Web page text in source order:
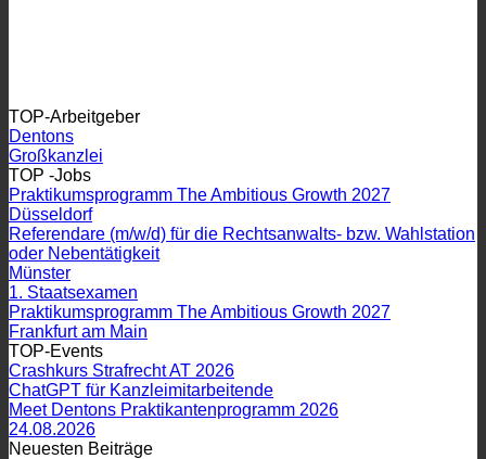
TOP-Arbeitgeber
Dentons
Großkanzlei
TOP -Jobs
Praktikumsprogramm The Ambitious Growth 2027
Düsseldorf
Referendare (m/w/d) für die Rechtsanwalts- bzw. Wahlstation
oder Nebentätigkeit
Münster
1. Staatsexamen
Praktikumsprogramm The Ambitious Growth 2027
Frankfurt am Main
TOP-Events
Crashkurs Strafrecht AT 2026
ChatGPT für Kanzleimitarbeitende
Meet Dentons Praktikantenprogramm 2026
24.08.2026
Neuesten Beiträge